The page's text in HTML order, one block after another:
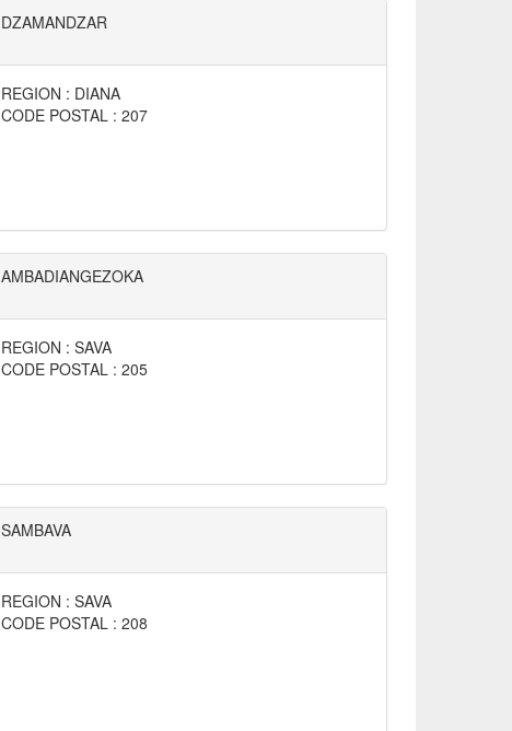
DZAMANDZAR
REGION : DIANA
CODE POSTAL : 207
AMBADIANGEZOKA
REGION : SAVA
CODE POSTAL : 205
SAMBAVA
REGION : SAVA
CODE POSTAL : 208